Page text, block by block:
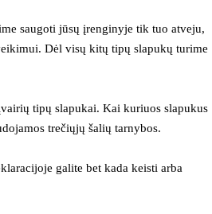
saugoti jūsų įrenginyje tik tuo atveju,
Dėl visų kitų tipų slapukų turime
tipų slapukai. Kai kuriuos slapukus
trečiųjų šalių tarnybos.
galite bet kada keisti arba